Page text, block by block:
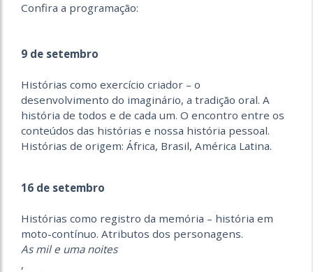
Confira a programação:
9 de setembro
Histórias como exercício criador – o
desenvolvimento do imaginário, a tradição oral. A
história de todos e de cada um. O encontro entre os
conteúdos das histórias e nossa história pessoal.
Histórias de origem: África, Brasil, América Latina.
16 de setembro
Histórias como registro da memória – história em
moto-contínuo. Atributos dos personagens.
As mil e uma noites
,